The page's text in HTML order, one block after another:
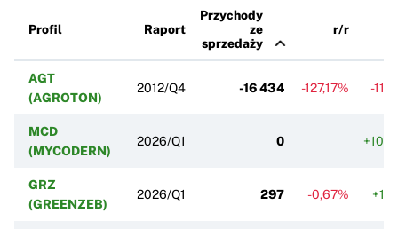
Profil Raport
Przychody
ze
sprzedaży
r/r
AGT
(AGROTON)
2012/Q4 -16 434 -127,17% -
MCD
(MYCODERN)
2026/Q1 0
GRZ
(GREENZEB)
2026/Q1 297 -0,67%